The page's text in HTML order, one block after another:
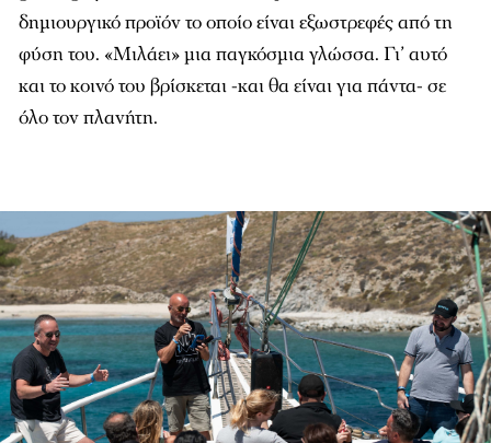
δημιουργικό προϊόν το οποίο είναι εξωστρεφές από τη
φύση του. «Μιλάει» μια παγκόσμια γλώσσα. Γι’ αυτό
και το κοινό του βρίσκεται -και θα είναι για πάντα- σε
όλο τον πλανήτη.